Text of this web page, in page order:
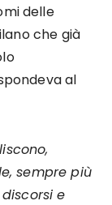
delle
che già
al
sempre più
e